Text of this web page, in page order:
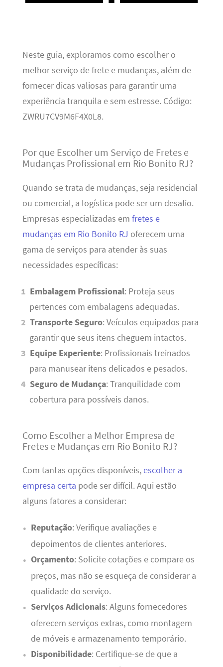
Neste guia, exploramos como escolher o
melhor serviço de frete e mudanças, além de
fornecer dicas valiosas para garantir uma
experiência tranquila e sem estresse. Código:
ZWRU7CV9M6F4X0L8.
Por que Escolher um Serviço de Fretes e
Mudanças Profissional em Rio Bonito RJ?
Quando se trata de mudanças, seja residencial
ou comercial, a logística pode ser um desafio.
Empresas especializadas em fretes e
mudanças em Rio Bonito RJ oferecem uma
gama de serviços para atender às suas
necessidades específicas:
Embalagem Profissional: Proteja seus
pertences com embalagens adequadas.
Transporte Seguro: Veículos equipados para
garantir que seus itens cheguem intactos.
Equipe Experiente: Profissionais treinados
para manusear itens delicados e pesados.
Seguro de Mudança: Tranquilidade com
cobertura para possíveis danos.
Como Escolher a Melhor Empresa de
Fretes e Mudanças em Rio Bonito RJ?
Com tantas opções disponíveis,escolher a
empresa certa pode ser difícil. Aqui estão
alguns fatores a considerar:
Reputação: Verifique avaliações e
depoimentos de clientes anteriores.
Orçamento: Solicite cotações e compare os
preços, mas não se esqueça de considerar a
qualidade do serviço.
Serviços Adicionais: Alguns fornecedores
oferecem serviços extras, como montagem
de móveis e armazenamento temporário.
Disponibilidade: Certifique-se de que a